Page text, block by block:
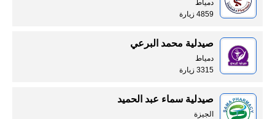
دمياط
4859 زيارة
صيدلية محمد البرعي
دمياط
3315 زيارة
صيدلية سماء عبد الحميد
الجيزة